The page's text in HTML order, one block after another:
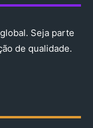
Seja parte
de qualidade.